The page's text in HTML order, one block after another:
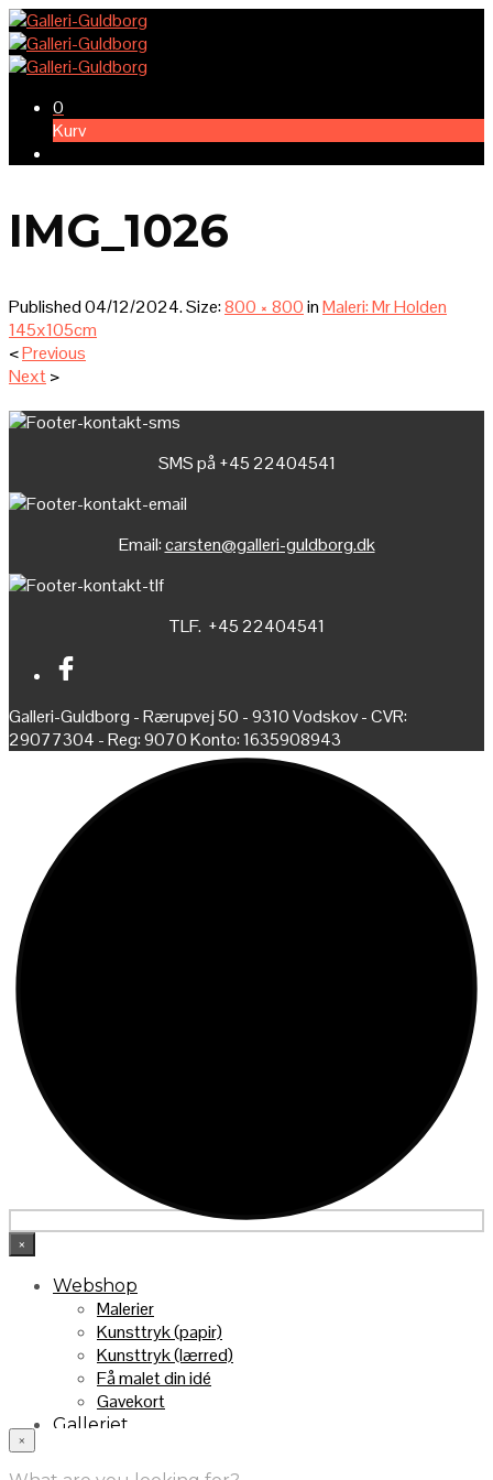
0
Kurv
IMG_1026
Published04/12/2024. Size:800 × 800inMaleri: Mr Holden
145x105cm
<Previous
Next>
SMS på +45 22404541
Email:carsten@galleri-guldborg.dk
TLF. +45 22404541
Galleri-Guldborg - Rærupvej 50 - 9310 Vodskov - CVR:
29077304 - Reg: 9070 Konto: 1635908943
×
Webshop
Malerier
Kunsttryk (papir)
Kunsttryk (lærred)
Få malet din idé
Gavekort
Galleriet
Handelsebetingelser
×